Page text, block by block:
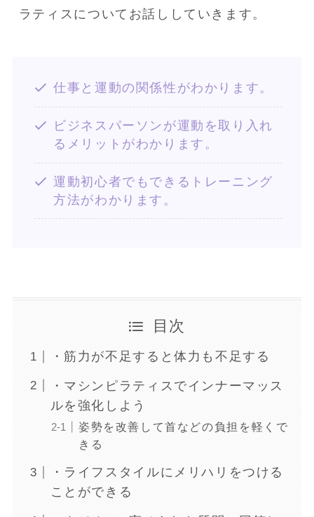
ラティスについてお話ししていきます。
仕事と運動の関係性がわかります。
ビジネスパーソンが運動を取り入れ
るメリットがわかります。
運動初心者でもできるトレーニング
方法がわかります。
目次
・筋力が不足すると体力も不足する
・マシンピラティスでインナーマッス
ルを強化しよう
姿勢を改善して首などの負担を軽くで
きる
・ライフスタイルにメリハリをつける
ことができる